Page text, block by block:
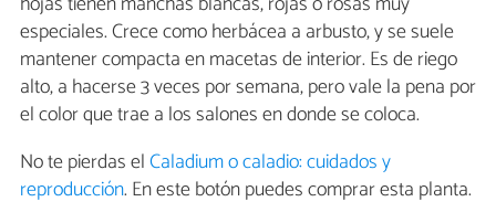
especiales. Crece como herbácea a arbusto, y se suele
mantener compacta en macetas de interior. Es de riego
alto, a hacerse 3 veces por semana, pero vale la pena por
el color que trae a los salones en donde se coloca.
No te pierdas elCaladium o caladio: cuidados y
reproducción. En este botón puedes comprar esta planta.